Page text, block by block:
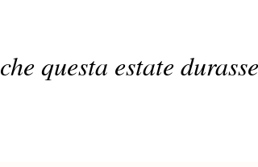
questa estate